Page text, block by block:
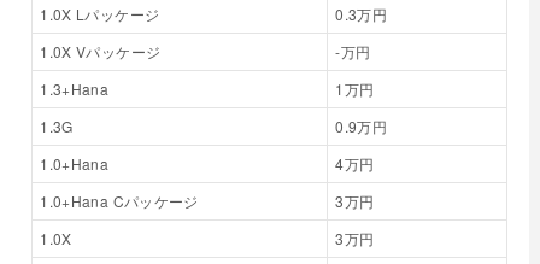
1.0X Lパッケージ
0.3万円
1.0X Vパッケージ
-万円
1.3+Hana
1万円
1.3G
0.9万円
1.0+Hana
4万円
1.0+Hana Cパッケージ
3万円
1.0X
3万円